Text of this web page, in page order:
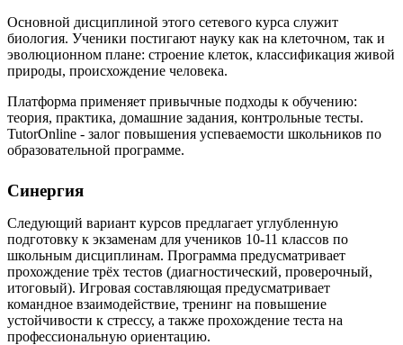
Основной дисциплиной этого сетевого курса служит
биология. Ученики постигают науку как на клеточном, так и
эволюционном плане: строение клеток, классификация живой
природы, происхождение человека.
Платформа применяет привычные подходы к обучению:
теория, практика, домашние задания, контрольные тесты.
TutorOnline - залог повышения успеваемости школьников по
образовательной программе.
Синергия
Следующий вариант курсов предлагает углубленную
подготовку к экзаменам для учеников 10-11 классов по
школьным дисциплинам. Программа предусматривает
прохождение трёх тестов (диагностический, проверочный,
итоговый). Игровая составляющая предусматривает
командное взаимодействие, тренинг на повышение
устойчивости к стрессу, а также прохождение теста на
профессиональную ориентацию.